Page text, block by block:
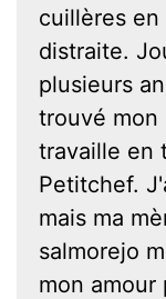
cuillères en
distraite.
plusieurs
trouvé mon
travaille en
Petitchef.
mais ma
salmorejo
mon